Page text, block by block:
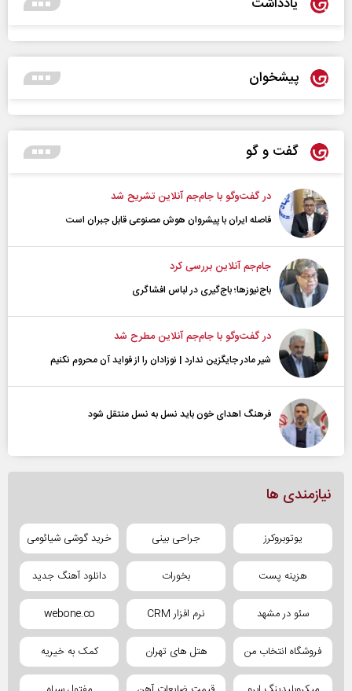
پیشخوان
گفت و گو
در گفت‌و‌گو با جام‌جم آنلاین تشریح شد
فاصله ایران با پیشرو‌ان هوش مصنوعی قابل جبران است
جام‌جم آنلاین بررسی کرد
باج‌نیوزها؛ باج‌گیری در لباس افشاگری
در گفت‌و‌گو با جام‌جم آنلاین مطرح شد
شیر مادر جایگزین ندارد | نوزادان را از فواید آن محروم نکنیم
فرهنگ اهدای خون باید نسل به نسل منتقل شود
نیازمندی ها
یوتوبروکرز جراحی بینی خرید گوشی شیائومی
هزینه پست بخورات دانلود آهنگ جدید
سئو در مشهد نرم افزار CRM webone.co
فروشگاه انتخاب من هتل های تهران کمک به خیریه